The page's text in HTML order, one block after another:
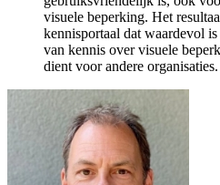
visuele beperking. Het
kennisportaal dat waardevol
van kennis over visuele
dient voor andere organisaties.